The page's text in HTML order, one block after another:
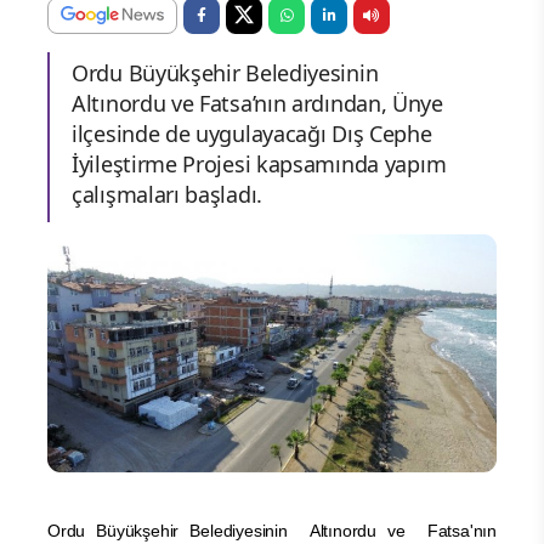
Ordu Büyükşehir Belediyesinin
Altınordu ve Fatsa’nın ardından, Ünye
ilçesinde de uygulayacağı Dış Cephe
İyileştirme Projesi kapsamında yapım
çalışmaları başladı.
Ordu Büyükşehir Belediyesinin Altınordu ve Fatsa'nın